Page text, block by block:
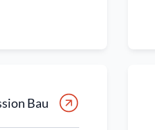
Bau